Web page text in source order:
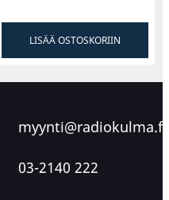
LISÄÄ OSTOSKORIIN
myynti@radiokulma.fi
03-2140 222